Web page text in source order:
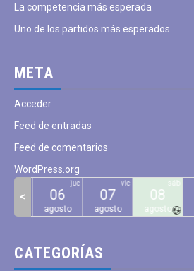
La competencia más esperada
Uno de los partidos más esperados
META
Acceder
Feed de entradas
Feed de comentarios
WordPress.org
06
agosto
jue
07
agosto
vie
08
agosto
sáb
<
CATEGORÍAS